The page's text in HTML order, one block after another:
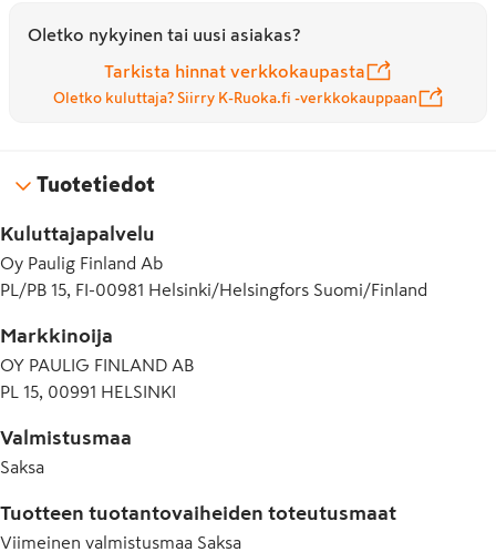
Oletko nykyinen tai uusi asiakas?
Tarkista hinnat verkkokaupasta
Oletko kuluttaja? Siirry K-Ruoka.fi -verkkokauppaan
Tuotetiedot
Kuluttajapalvelu
Oy Paulig Finland Ab
PL/PB 15, FI-00981 Helsinki/Helsingfors Suomi/Finland
Markkinoija
OY PAULIG FINLAND AB
PL 15, 00991 HELSINKI
Valmistusmaa
Saksa
Tuotteen tuotantovaiheiden toteutusmaat
Viimeinen valmistusmaa Saksa